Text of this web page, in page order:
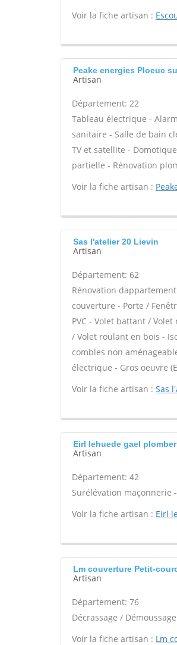
Voir la fiche artisan :
Peake energies Ploeuc
Artisan
Département: 22
Tableau électrique -
sanitaire - Salle de bain
TV et satellite -
partielle - Rénovation
Voir la fiche artisan :
Sas l'atelier 20 Lievin
Artisan
Département: 62
Rénovation
couverture - Porte /
PVC - Volet battant /
/ Volet roulant en bois -
combles non
électrique - Gros oeuvre
Voir la fiche artisan : Sas
Eirl lehuede gael
Artisan
Département: 42
Surélévation maçonnerie -
Voir la fiche artisan : Eirl
Lm couverture Petit-
Artisan
Département: 76
Décrassage /
Voir la fiche artisan : Lm